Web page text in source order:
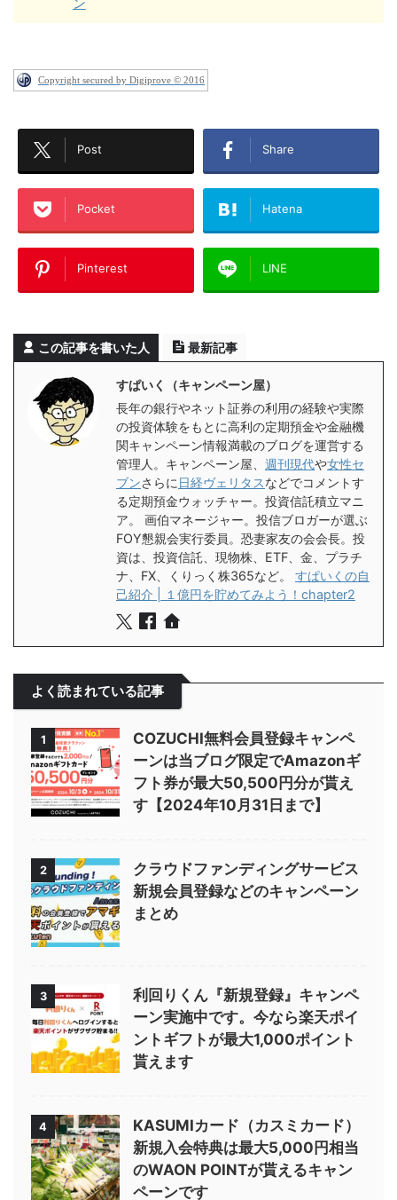
Copyright secured by Digiprove © 2016
Post Share
Pocket Hatena
Pinterest LINE
この記事を書いた人 最新記事
すぱいく（キャンペーン屋）
長年の銀行やネット証券の利用の経験や実際
の投資体験をもとに高利の定期預金や金融機
関キャンペーン情報満載のブログを運営する
管理人。キャンペーン屋、 週刊現代や女性セ
ブンさらに 日経ヴェリタスなどでコメントす
る定期預金ウォッチャー。投資信託積立マニ
ア。 画伯マネージャー。投信ブロガーが選ぶ
FOY懇親会実行委員。恐妻家友の会会長。投
資は、投資信託、現物株、ETF、金、プラチ
ナ、FX、くりっく株365など。 すぱいくの自
己紹介 | １億円を貯めてみよう！chapter2
よく読まれている記事
1
COZUCHI無料会員登録キャンペ
ーンは当ブログ限定でAmazonギ
フト券が最大50,500円分が貰え
す【2024年10月31日まで】
2
クラウドファンディングサービス
新規会員登録などのキャンペーン
まとめ
3
利回りくん『新規登録』キャンペ
ーン実施中です。今なら楽天ポイ
ントギフトが最大1,000ポイント
貰えます
4
KASUMIカード（カスミカード）
新規入会特典は最大5,000円相当
のWAON POINTが貰えるキャン
ペーンです